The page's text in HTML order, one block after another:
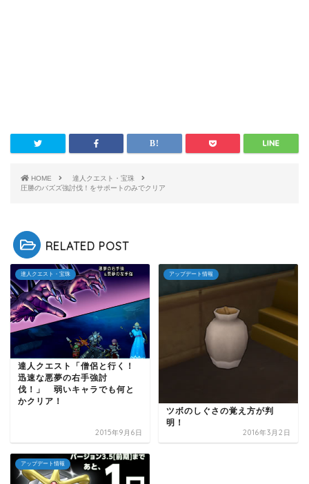
HOME
達人クエスト・宝珠
圧勝のバズズ強討伐！をサポートのみでクリア
RELATED POST
達人クエスト・宝珠
達人クエスト「僧侶と行く！
迅速な悪夢の右手強討
伐！」 弱いキャラでも何と
かクリア！
2015年9月6日
アップデート情報
ツボのしぐさの覚え方が判
明！
2016年3月2日
アップデート情報